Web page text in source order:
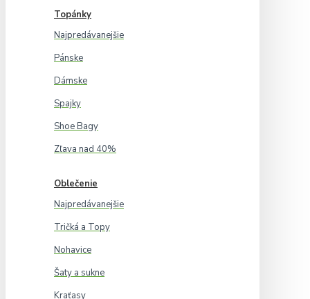
Topánky
Najpredávanejšie
Pánske
Dámske
Spajky
Shoe Bagy
Zľava nad 40%
Oblečenie
Najpredávanejšie
Tričká a Topy
Nohavice
Šaty a sukne
Kraťasy